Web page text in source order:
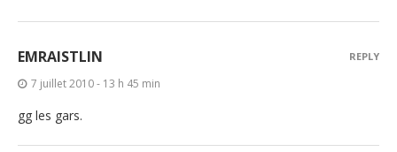
EMRAISTLIN
7 juillet 2010 - 13 h 45 min
gg les gars.
REPLY